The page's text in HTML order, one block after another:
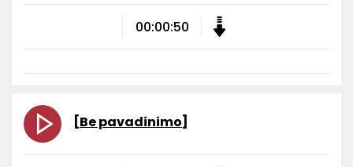
00:00:50
[Be pavadinimo]